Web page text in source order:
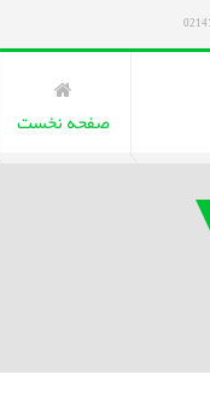
صفحه نخست